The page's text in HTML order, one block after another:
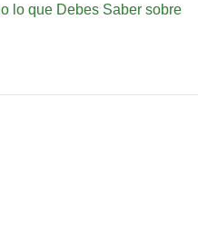
lo que Debes Saber sobre